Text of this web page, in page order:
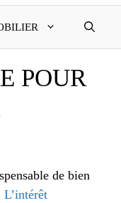
POUR
de bien
L’intérêt